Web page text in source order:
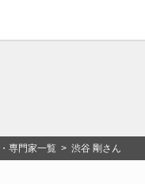
専門家一覧 > 渋谷 剛さん